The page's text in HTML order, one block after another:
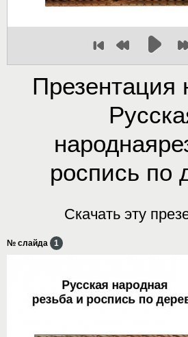
Презентация
роспись по
Скачать эту
№ слайда 1